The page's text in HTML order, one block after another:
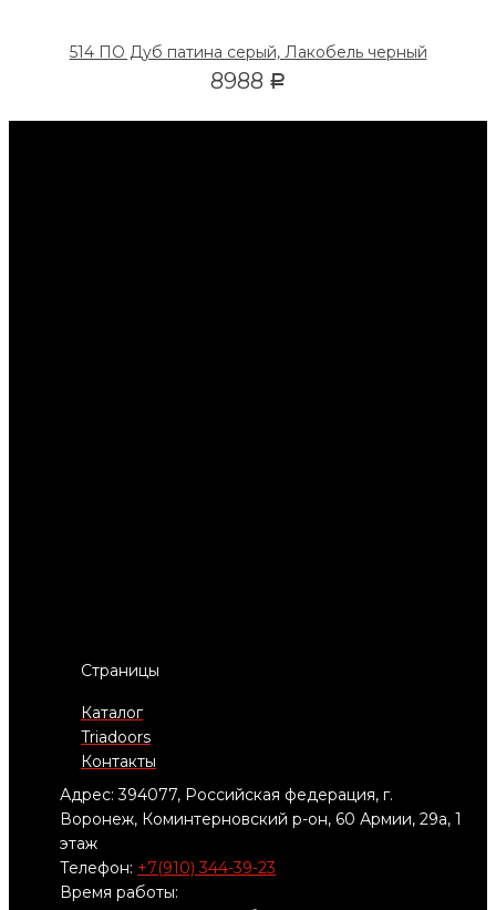
514 ПО Дуб патина серый, Лакобель черный
8988 Р
Страницы
Каталог
Triadoors
Контакты
Адрес: 394077, Российская федерация, г.
Воронеж, Коминтерновский р-он, 60 Армии, 29а, 1
этаж
Телефон: +7(910) 344-39-23
Время работы: